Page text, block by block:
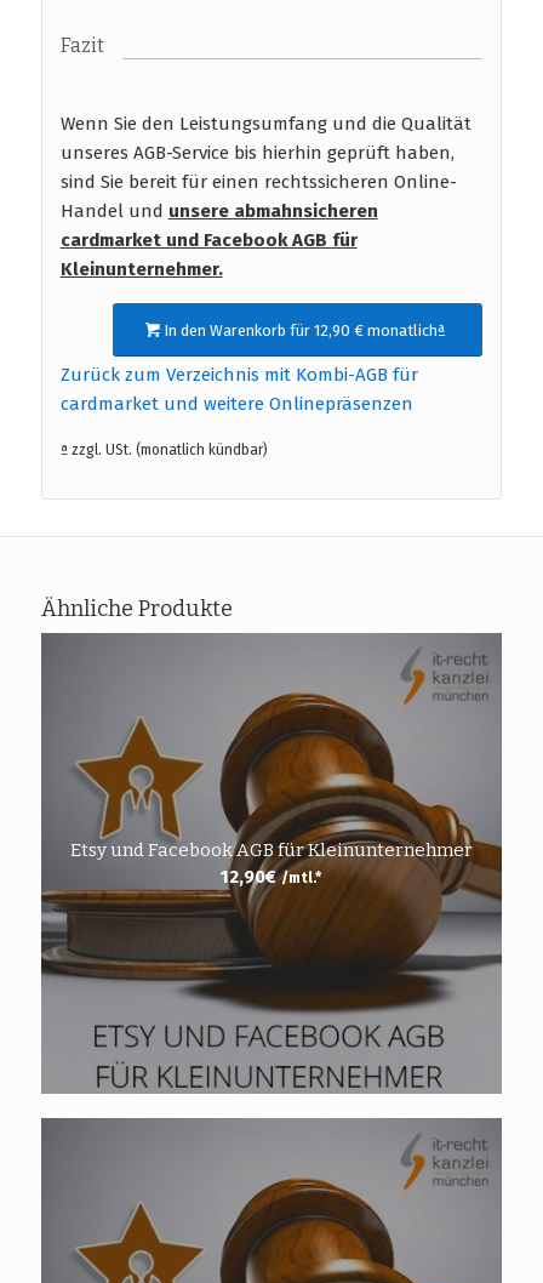
Fazit
Wenn Sie den Leistungsumfang und die Qualität
unseres AGB-Service bis hierhin geprüft haben,
sind Sie bereit für einen rechtssicheren Online-
Handel und unsere abmahnsicheren
cardmarket und Facebook AGB für
Kleinunternehmer.
In den Warenkorb für 12,90 € monatlichª
Zurück zum Verzeichnis mit Kombi-AGB für
cardmarket und weitere Onlinepräsenzen
ª zzgl. USt. (monatlich kündbar)
Ähnliche Produkte
Etsy und Facebook AGB für Kleinunternehmer
12,90€ /mtl.*